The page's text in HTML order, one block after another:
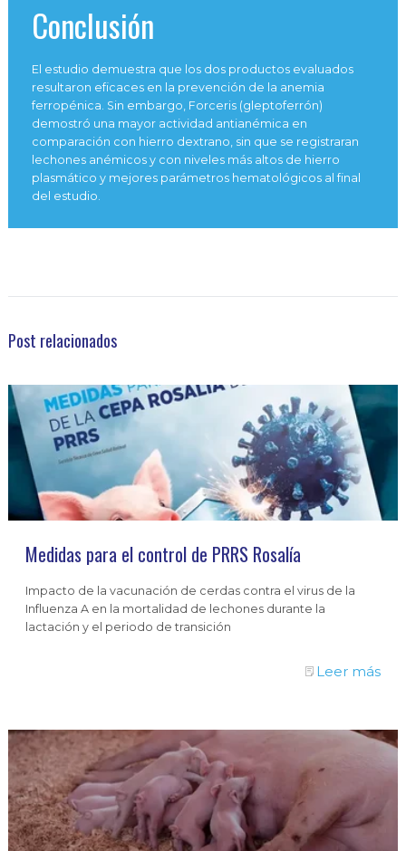
Conclusión
El estudio demuestra que los dos productos evaluados
resultaron eficaces en la prevención de la anemia
ferropénica. Sin embargo, Forceris (gleptoferrón)
demostró una mayor actividad antianémica en
comparación con hierro dextrano, sin que se registraran
lechones anémicos y con niveles más altos de hierro
plasmático y mejores parámetros hematológicos al final
del estudio.
Post relacionados
Medidas para el control de PRRS Rosalía
Impacto de la vacunación de cerdas contra el virus de la
Influenza A en la mortalidad de lechones durante la
lactación y el periodo de transición
Leer más